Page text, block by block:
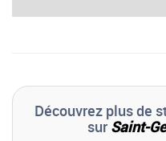
Découvrez plus de
sur Saint-